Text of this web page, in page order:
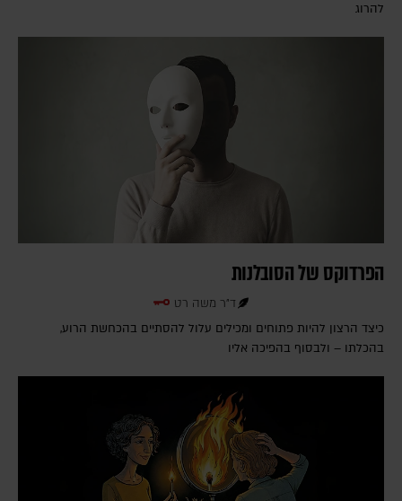
להרוג
הפרדוקס של הסובלנות
ד"ר משה רט
כיצד הרצון להיות פתוחים ומכילים עלול להסתיים בהכחשת הרוע,
בהכלתו – ולבסוף בהפיכה אליו